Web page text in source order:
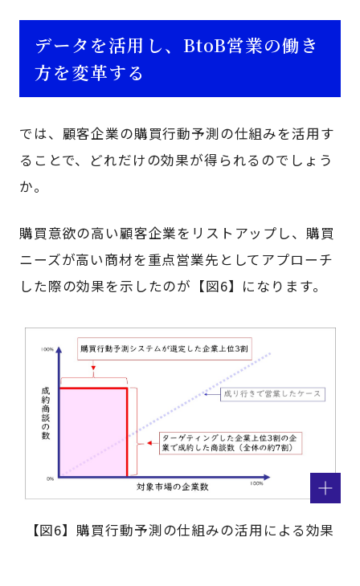
データを活用し、BtoB営業の働き
方を変革する
では、顧客企業の購買行動予測の仕組みを活用す
ることで、どれだけの効果が得られるのでしょう
か。
購買意欲の高い顧客企業をリストアップし、購買
ニーズが高い商材を重点営業先としてアプローチ
した際の効果を示したのが【図6】になります。
【図6】購買行動予測の仕組みの活用による効果